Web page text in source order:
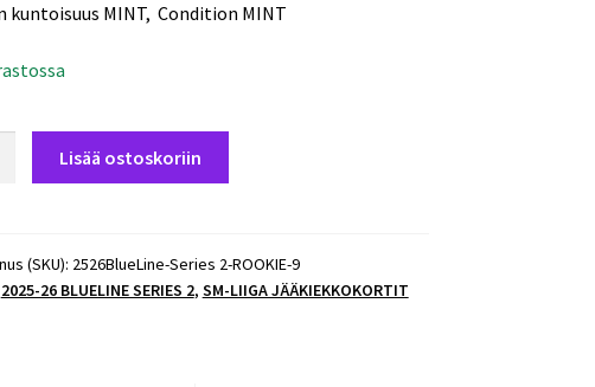
kuntoisuus MINT, Condition MINT
Lisää ostoskoriin
(SKU): 2526BlueLine-Series 2-ROOKIE-9
2025-26 BLUELINE SERIES 2, SM-LIIGA JÄÄKIEKKOKORTIT